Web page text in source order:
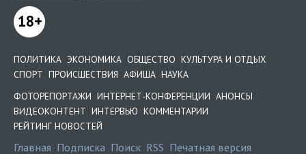
18+
ПОЛИТИКА ЭКОНОМИКА ОБЩЕСТВО КУЛЬТУРА И ОТДЫХ
СПОРТ ПРОИСШЕСТВИЯ АФИША НАУКА
ФОТОРЕПОРТАЖИ ИНТЕРНЕТ-КОНФЕРЕНЦИИ АНОНСЫ
ВИДЕОКОНТЕНТ ИНТЕРВЬЮ КОММЕНТАРИИ
РЕЙТИНГ НОВОСТЕЙ
Главная Подписка Поиск RSS Печатная версия